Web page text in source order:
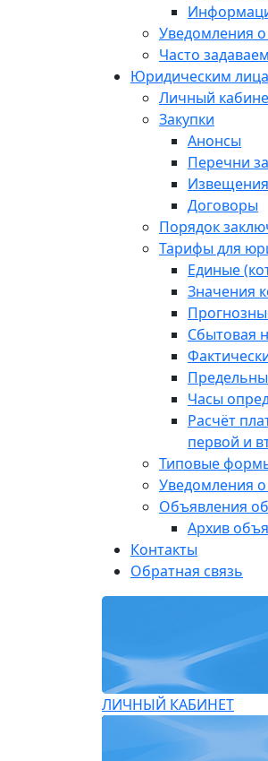
Уведомления
Часто
Юридическим
Личный
Закупки
Анонсы
Перечни
Извещения
Договоры
Порядок
Тарифы для
Единые
Значения
Сбытовая
Часы
Расчёт
первой и
Типовые
Уведомления
Объявления
Архив
Контакты
Обратная связь
ЛИЧНЫЙ КАБИНЕТ